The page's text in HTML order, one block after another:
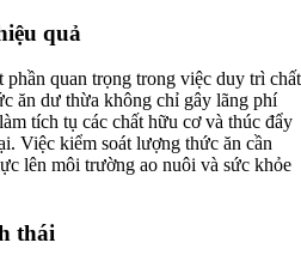
quả
quan trọng trong việc duy trì chất
ăn dư thừa không chỉ gây lãng phí
tích tụ các chất hữu cơ và thúc đẩy
Việc kiểm soát lượng thức ăn cần
lên môi trường ao nuôi và sức khỏe
thái